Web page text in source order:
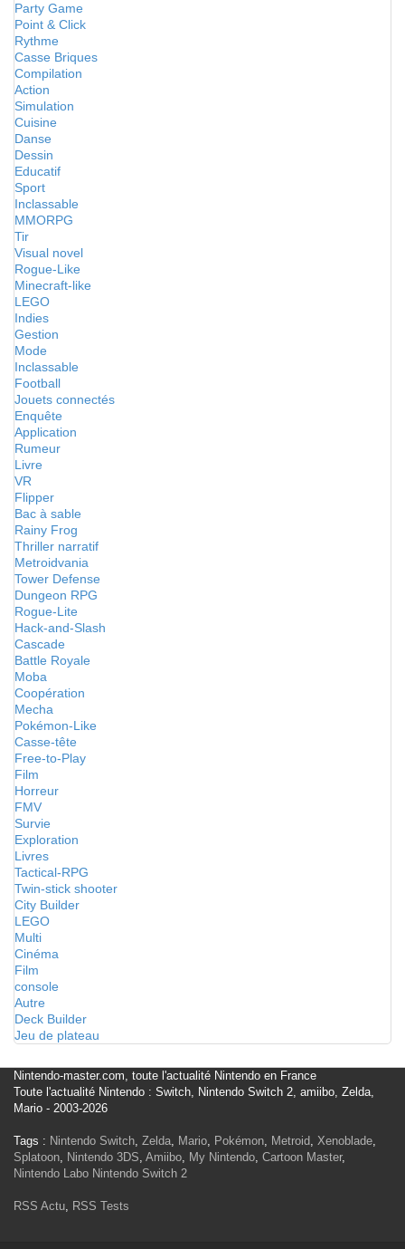
Party Game
Point & Click
Rythme
Casse Briques
Compilation
Action
Simulation
Cuisine
Danse
Dessin
Educatif
Sport
Inclassable
MMORPG
Tir
Visual novel
Rogue-Like
Minecraft-like
LEGO
Indies
Gestion
Mode
Inclassable
Football
Jouets connectés
Enquête
Application
Rumeur
Livre
VR
Flipper
Bac à sable
Rainy Frog
Thriller narratif
Metroidvania
Tower Defense
Dungeon RPG
Rogue-Lite
Hack-and-Slash
Cascade
Battle Royale
Moba
Coopération
Mecha
Pokémon-Like
Casse-tête
Free-to-Play
Film
Horreur
FMV
Survie
Exploration
Livres
Tactical-RPG
Twin-stick shooter
City Builder
LEGO
Multi
Cinéma
Film
console
Autre
Deck Builder
Jeu de plateau
Nintendo-master.com, toute l'actualité Nintendo en France
Toute l'actualité Nintendo : Switch, Nintendo Switch 2, amiibo, Zelda,
Mario - 2003-2026
Tags : Nintendo Switch, Zelda, Mario, Pokémon, Metroid, Xenoblade,
Splatoon, Nintendo 3DS, Amiibo, My Nintendo, Cartoon Master,
Nintendo Labo Nintendo Switch 2
RSS Actu, RSS Tests